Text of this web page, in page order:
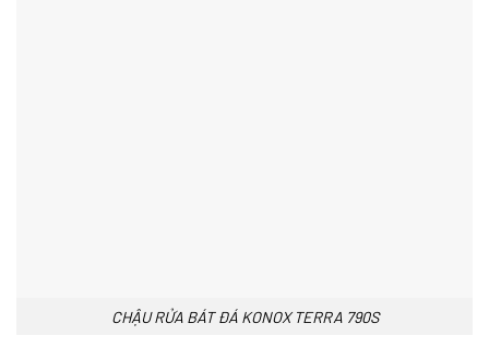
CHẬU RỬA BÁT ĐÁ KONOX TERRA 790S